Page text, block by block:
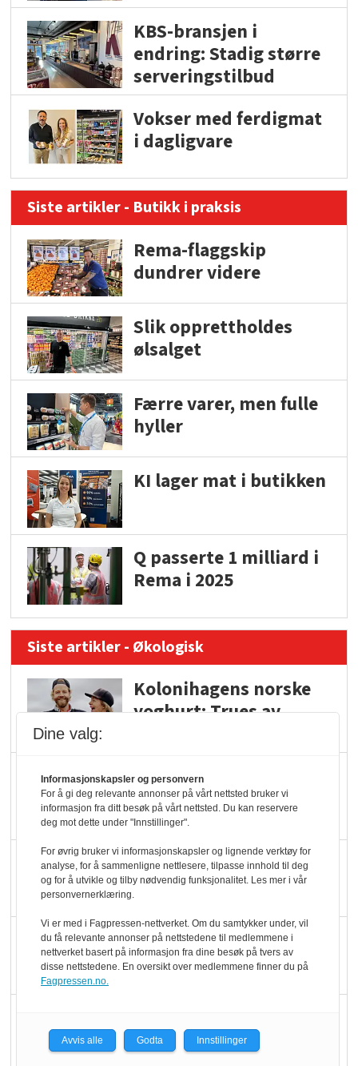
KBS-bransjen i
endring: Stadig større
serveringstilbud
Vokser med ferdigmat
i dagligvare
Siste artikler - Butikk i praksis
Rema-flaggskip
dundrer videre
Slik opprettholdes
ølsalget
Færre varer, men fulle
hyller
KI lager mat i butikken
Q passerte 1 milliard i
Rema i 2025
Siste artikler - Økologisk
Kolonihagens norske
yoghurt: Trues av
Marit Kolby vant
Økologisk Norge sin
hederspris
Blir enklere å velge
økologisk i butikkhylla
Kolonihagen sliter
med å få tak i nok melk
er klare! Er markedet
Dine valg:
Informasjonskapsler og personvern
For å gi deg relevante annonser på vårt nettsted bruker vi
informasjon fra ditt besøk på vårt nettsted. Du kan reservere
deg mot dette under "Innstillinger".
For øvrig bruker vi informasjonskapsler og lignende verktøy for
analyse, for å sammenligne nettlesere, tilpasse innhold til deg
og for å utvikle og tilby nødvendig funksjonalitet. Les mer i vår
personvernerklæring.
Vi er med i Fagpressen-nettverket. Om du samtykker under, vil
du få relevante annonser på nettstedene til medlemmene i
nettverket basert på informasjon fra dine besøk på tvers av
disse nettstedene. En oversikt over medlemmene finner du på
Fagpressen.no.
Avvis alle Godta Innstillinger